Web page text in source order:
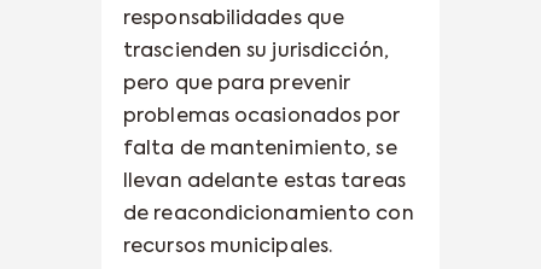
responsabilidades que
trascienden su jurisdicción,
pero que para prevenir
problemas ocasionados por
falta de mantenimiento, se
llevan adelante estas tareas
de reacondicionamiento con
recursos municipales.